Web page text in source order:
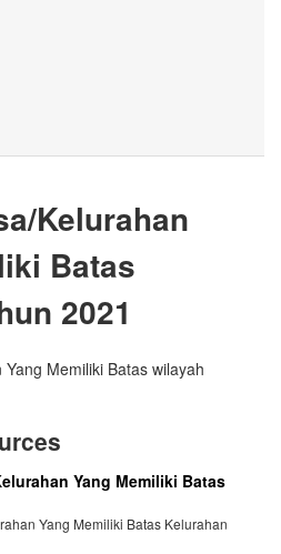
Kelurahan
Batas
2021
Memiliki Batas wilayah
Yang Memiliki Batas
Yang Memiliki Batas Kelurahan